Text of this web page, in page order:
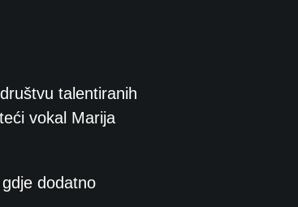
talentiranih
vokal Marija
dodatno